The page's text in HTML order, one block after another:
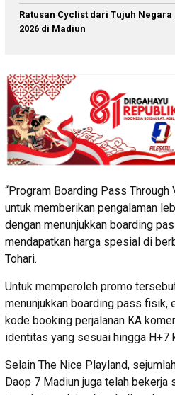
Ratusan Cyclist dari Tujuh Negara
2026 di Madiun
“Program Boarding Pass Through
untuk memberikan pengalaman
dengan menunjukkan boarding
mendapatkan harga spesial di
Tohari.
Untuk memperoleh promo
menunjukkan boarding pass fisik,
kode booking perjalanan KA
identitas yang sesuai hingga H+7
Selain The Nice Playland,
Daop 7 Madiun juga telah bekerja